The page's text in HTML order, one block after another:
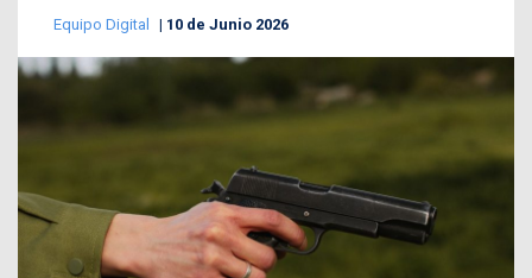
Equipo Digital 10 de Junio 2026